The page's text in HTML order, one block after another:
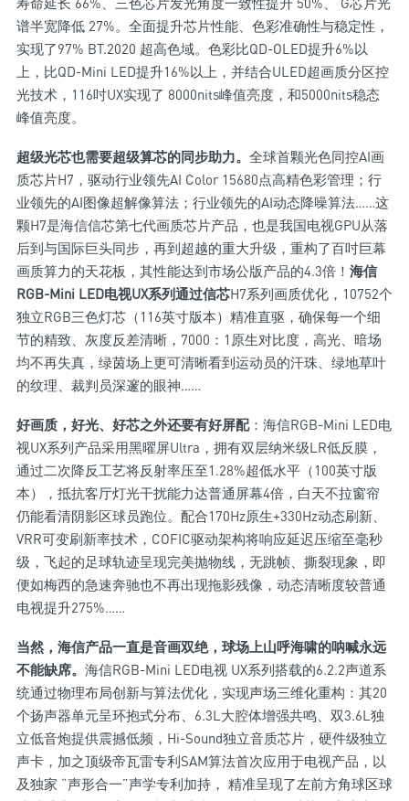
谱半宽降低 27%。全面提升芯片性能、色彩准确性与稳定性，
实现了97% BT.2020 超高色域。色彩比QD-OLED提升6%以
上，比QD-Mini LED提升16%以上，并结合ULED超画质分区控
光技术，116吋UX实现了 8000nits峰值亮度，和5000nits稳态
峰值亮度。
超级光芯也需要超级算芯的同步助力。 全球首颗光色同控AI画
质芯片H7，驱动行业领先AI Color 15680点高精色彩管理；行
业领先的AI图像超解像算法；行业领先的AI动态降噪算法……这
颗H7是海信信芯第七代画质芯片产品，也是我国电视GPU从落
后到与国际巨头同步，再到超越的重大升级，重构了百吋巨幕
画质算力的天花板，其性能达到市场公版产品的4.3倍！ 海信
RGB-Mini LED电视UX系列通过信芯H7系列画质优化，10752个
独立RGB三色灯芯（116英寸版本）精准直驱，确保每一个细
节的精致、灰度反差清晰，7000：1原生对比度，高光、暗场
均不再失真，绿茵场上更可清晰看到运动员的汗珠、绿地草叶
的纹理、裁判员深邃的眼神……
好画质，好光、好芯之外还要有好屏配：海信RGB-Mini LED电
视UX系列产品采用黑曜屏Ultra，拥有双层纳米级LR低反膜，
通过二次降反工艺将反射率压至1.28%超低水平（100英寸版
本），抵抗客厅灯光干扰能力达普通屏幕4倍，白天不拉窗帘
仍能看清阴影区球员跑位。配合170Hz原生+330Hz动态刷新、
VRR可变刷新率技术，COFIC驱动架构将响应延迟压缩至毫秒
级，飞起的足球轨迹呈现完美抛物线，无跳帧、撕裂现象，即
便如梅西的急速奔驰也不再出现拖影残像，动态清晰度较普通
电视提升275%……
当然，海信产品一直是音画双绝，球场上山呼海啸的呐喊永远
不能缺席。 海信RGB-Mini LED电视 UX系列搭载的6.2.2声道系
统通过物理布局创新与算法优化，实现声场三维化重构：其20
个扬声器单元呈环抱式分布、6.3L大腔体增强共鸣、双3.6L独
立低音炮提供震撼低频，Hi-Sound独立音质芯片，硬件级独立
声卡，加之顶级帝瓦雷专利SAM算法首次应用于电视产品，以
及独家 “声形合一”声学专利加持， 精准呈现了左前方角球区球